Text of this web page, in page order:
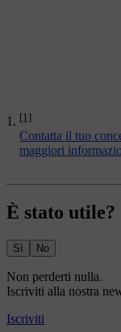
[1]
Contatta il tuo
maggiori
È stato utile?
Sì No